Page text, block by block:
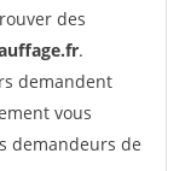
des
.
demandent
vous
demandeurs de